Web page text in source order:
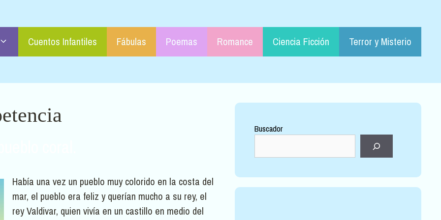
Cuentos Infantiles Fábulas Poemas Romance Ciencia Ficción Terror y Misterio
Había una vez un pueblo muy colorido en la costa del
mar, el pueblo era feliz y querían mucho a su rey, el
rey Valdivar, quien vivía en un castillo en medio del
Buscador